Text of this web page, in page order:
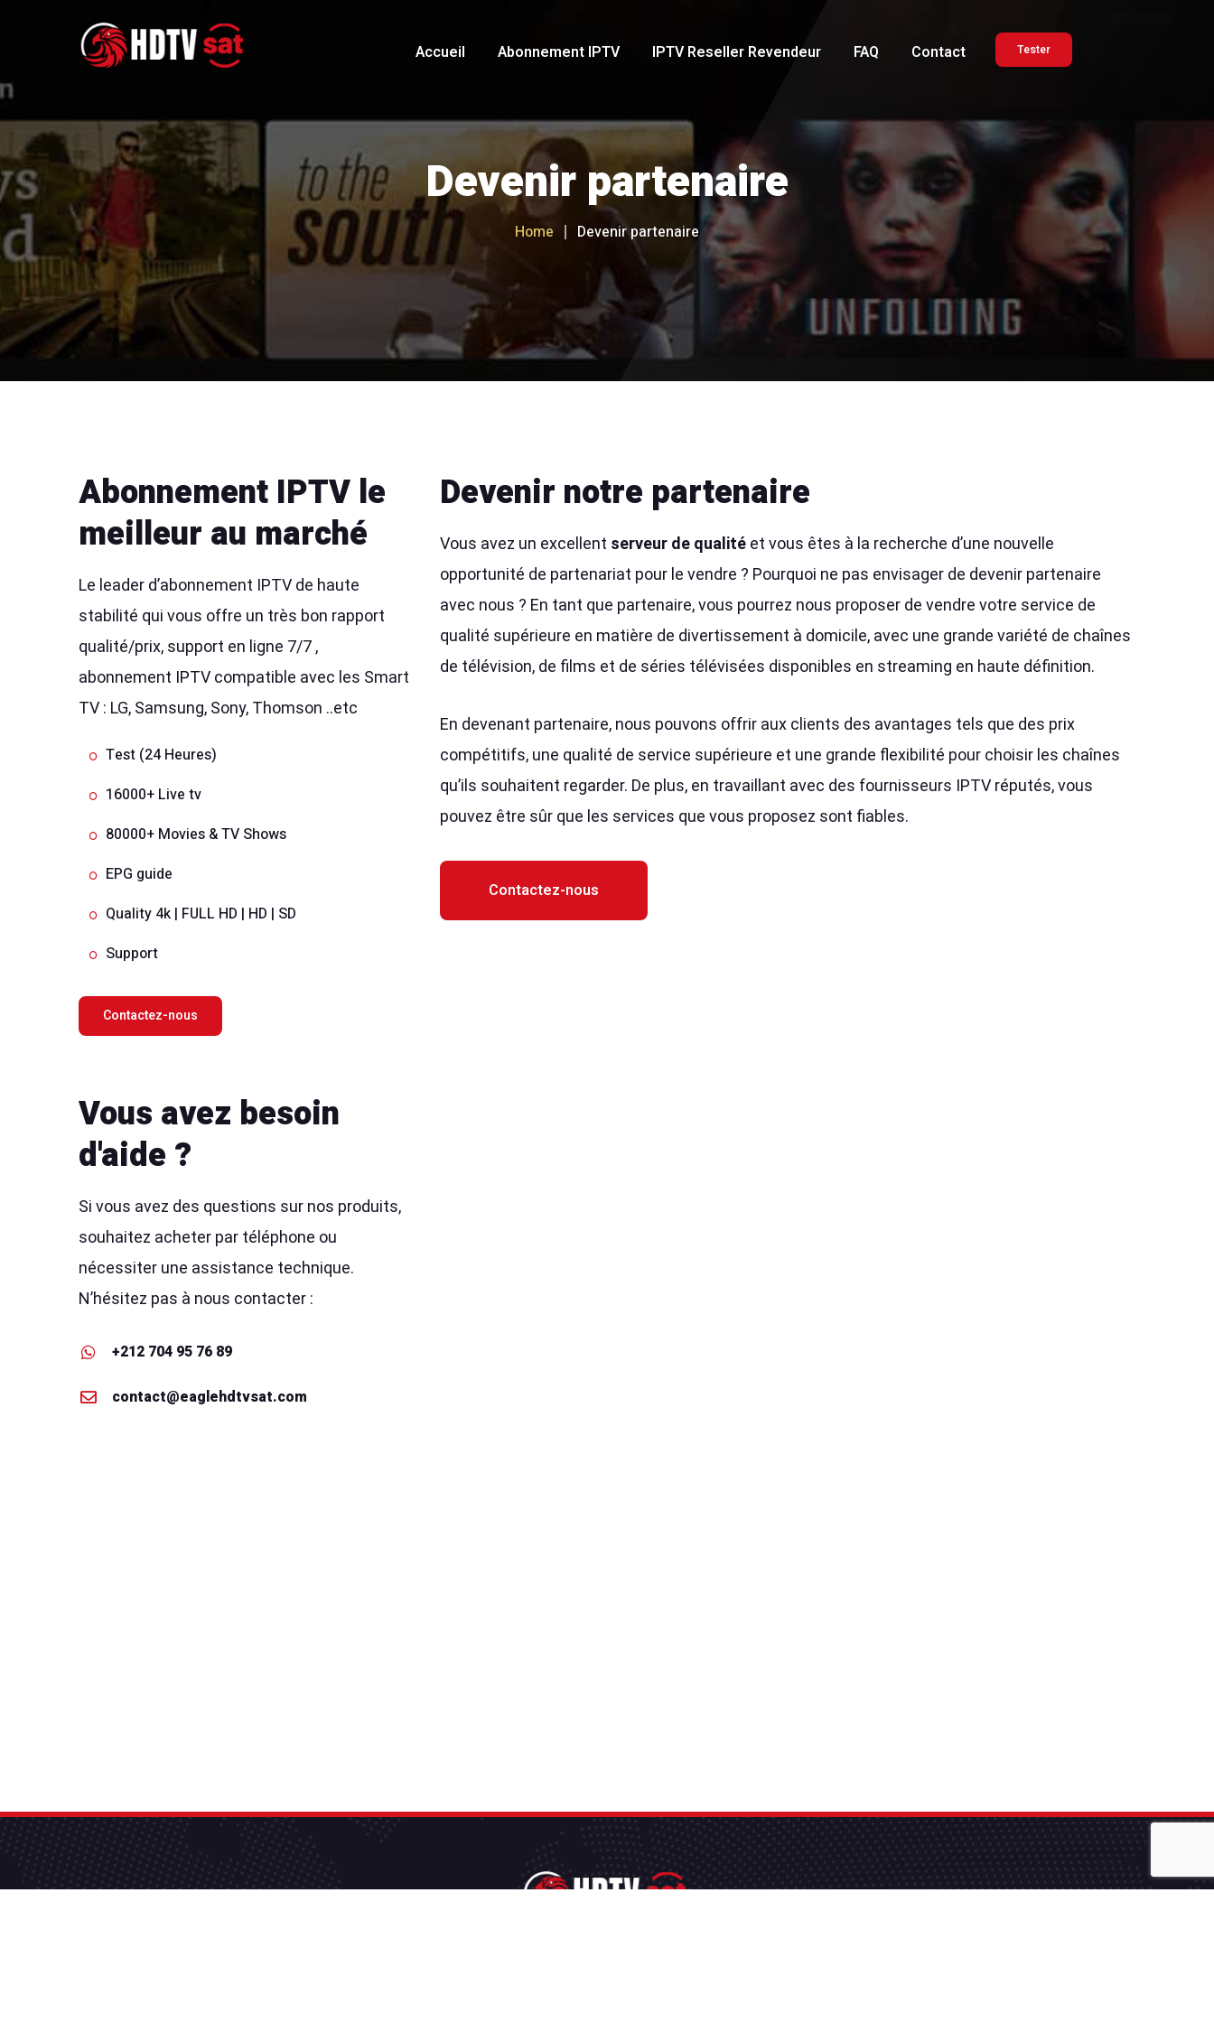
Accueil Abonnement IPTV IPTV Reseller Revendeur FAQ Contact Tester
Devenir partenaire
Home Devenir partenaire
Abonnement IPTV le
meilleur au marché
Le leader d’abonnement IPTV de haute
stabilité qui vous offre un très bon rapport
qualité/prix, support en ligne 7/7 ,
abonnement IPTV compatible avec les Smart
TV : LG, Samsung, Sony, Thomson ..etc
Test (24 Heures)
16000+ Live tv
80000+ Movies & TV Shows
EPG guide
Quality 4k | FULL HD | HD | SD
Support
Contactez-nous
Vous avez besoin
d'aide ?
Si vous avez des questions sur nos produits,
souhaitez acheter par téléphone ou
nécessiter une assistance technique.
N’hésitez pas à nous contacter :
+212 704 95 76 89
contact@eaglehdtvsat.com
Devenir notre partenaire
Vous avez un excellent serveur de qualité et vous êtes à la recherche d’une nouvelle
opportunité de partenariat pour le vendre ? Pourquoi ne pas envisager de devenir partenaire
avec nous ? En tant que partenaire, vous pourrez nous proposer de vendre votre service de
qualité supérieure en matière de divertissement à domicile, avec une grande variété de chaînes
de télévision, de films et de séries télévisées disponibles en streaming en haute définition.
En devenant partenaire, nous pouvons offrir aux clients des avantages tels que des prix
compétitifs, une qualité de service supérieure et une grande flexibilité pour choisir les chaînes
qu’ils souhaitent regarder. De plus, en travaillant avec des fournisseurs IPTV réputés, vous
pouvez être sûr que les services que vous proposez sont fiables.
Contactez-nous